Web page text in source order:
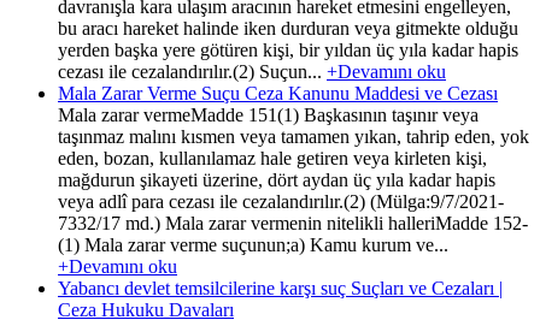
davranışla kara ulaşım aracının hareket etmesini engelleyen,
bu aracı hareket halinde iken durduran veya gitmekte olduğu
yerden başka yere götüren kişi, bir yıldan üç yıla kadar hapis
cezası ile cezalandırılır.(2) Suçun... +Devamını oku
Mala Zarar Verme Suçu Ceza Kanunu Maddesi ve Cezası
Mala zarar vermeMadde 151(1) Başkasının taşınır veya
taşınmaz malını kısmen veya tamamen yıkan, tahrip eden, yok
eden, bozan, kullanılamaz hale getiren veya kirleten kişi,
mağdurun şikayeti üzerine, dört aydan üç yıla kadar hapis
veya adlî para cezası ile cezalandırılır.(2) (Mülga:9/7/2021-
7332/17 md.) Mala zarar vermenin nitelikli halleriMadde 152-
(1) Mala zarar verme suçunun;a) Kamu kurum ve...
+Devamını oku
Yabancı devlet temsilcilerine karşı suç Suçları ve Cezaları |
Ceza Hukuku Davaları